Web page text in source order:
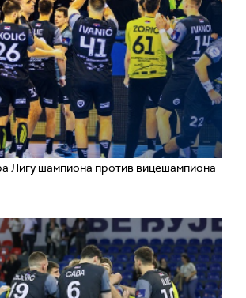
Лигу шампиона против вицешампиона